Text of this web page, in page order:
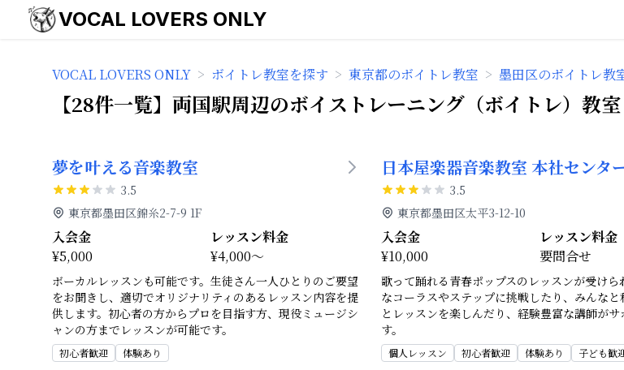
VOCAL LOVERS ONLY
VOCAL LOVERS ONLY > ボイトレ教室を探す > 東京都のボイトレ教室 > 墨田区のボイトレ教
【28件一覧】両国駅周辺のボイストレーニング（ボイトレ）教
夢を叶える音楽教室
3.5
東京都墨田区錦糸2-7-9 1F
入会金
¥5,000
レッスン料金
¥4,000～
ボーカルレッスンも可能です。生徒さん一人ひとりのご要望
をお聞きし、適切でオリジナリティのあるレッスン内容を提
供します。初心者の方からプロを目指す方、現役ミュージシ
ャンの方までレッスンが可能です。
初心者歓迎 体験あり
日本屋楽器音楽教室 本社センタ
3.5
東京都墨田区太平3-12-10
入会金
¥10,000
レッスン料金
要問合せ
歌って踊れる青春ポップスのレッスンが受けら
なコーラスやステップに挑戦したり、みんなと
とレッスンを楽しんだり、経験豊富な講師がサ
す。
個人レッスン 初心者歓迎 体験あり 子ども歓